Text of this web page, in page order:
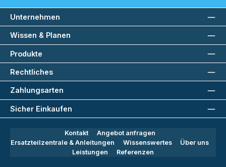
Unternehmen
Wissen & Planen
Produkte
Rechtliches
Zahlungsarten
Sicher Einkaufen
Kontakt
Angebot anfragen
Ersatzteilzentrale & Anleitungen
Wissenswertes
Über uns
Leistungen
Referenzen